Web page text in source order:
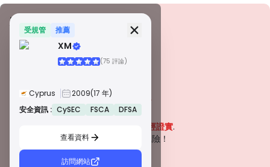
受規管 推薦
XM
(75 評論)
Cyprus 2009(17 年)
安全資訊 : CySEC FSCA DFSA
查看資料
訪問網站
安全資訊
警告
未經證實.
請注意潛在風險！
由全球知名監管機構頒發，這些許可證透過嚴格的合規性、資金隔離、保險和
由受尊敬的區域監管機構授予，這些許可證提供強大的安全措施，例如資金隔
離、財務報告和補償計劃。雖然沒有等級 1 那麼嚴格，但它們提供可靠的區域
由新興市場的監管機構頒發，這些許可證提供基本保護，例如最低資本要求和
AML 政策。監管較不嚴格，因此交易者應謹慎行事並驗證安全措施。